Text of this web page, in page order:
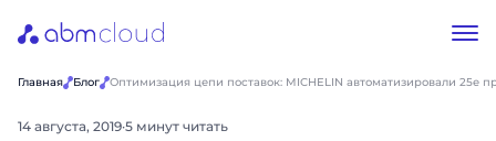
Главная Блог Оптимизация цепи поставок: MICHELIN автоматизировали 25е
14 августа, 2019·5 минут читать